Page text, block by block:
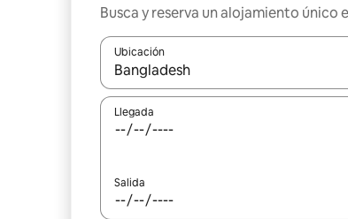
Busca y reserva un alojamiento único
Ubicación
Cuando los resultados estén
Llegada
Salida